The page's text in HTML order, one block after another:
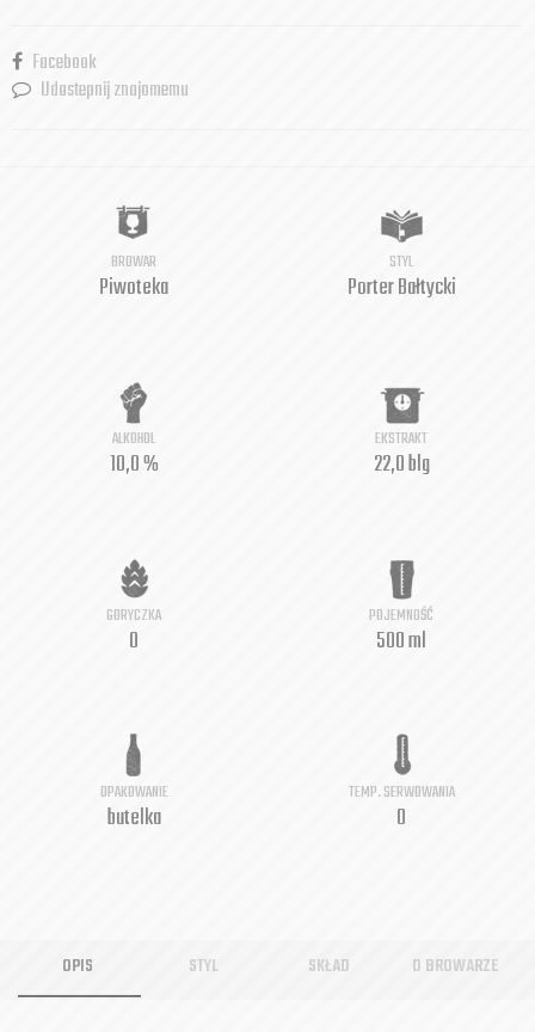
Facebook
Udostepnij znajomemu
BROWAR
Piwoteka
STYL
Porter Bałtycki
ALKOHOL
10,0 %
EKSTRAKT
22,0 blg
GORYCZKA
0
POJEMNOŚĆ
500 ml
OPAKOWANIE
butelka
TEMP. SERWOWANIA
0
OPIS STYL SKŁAD O BROWARZE